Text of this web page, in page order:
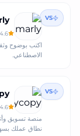
4.6
الاصطناعي.
VS
4.6
منصة تسويق
نطاق عملك
VS